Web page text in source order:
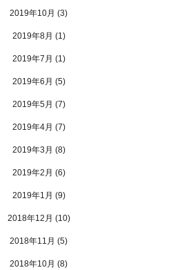
2019年10月 (3)
2019年8月 (1)
2019年7月 (1)
2019年6月 (5)
2019年5月 (7)
2019年4月 (7)
2019年3月 (8)
2019年2月 (6)
2019年1月 (9)
2018年12月 (10)
2018年11月 (5)
2018年10月 (8)